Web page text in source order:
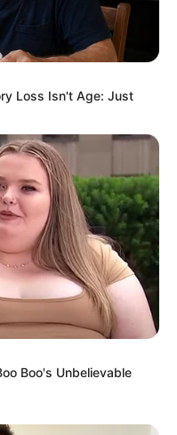
Loss Isn't Age: Just
Boo's Unbelievable